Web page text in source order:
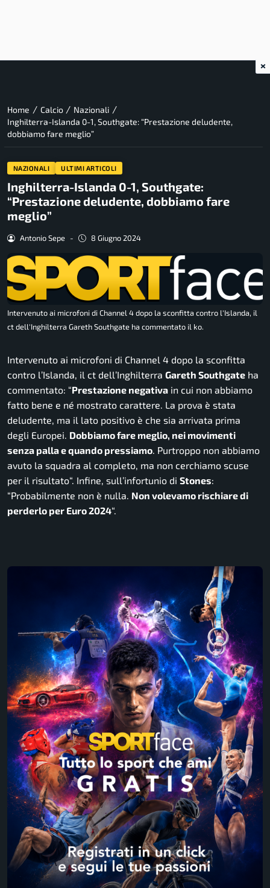
Home / Calcio / Nazionali /
Inghilterra-Islanda 0-1, Southgate: “Prestazione deludente,
dobbiamo fare meglio”
NAZIONALI ULTIMI ARTICOLI
Inghilterra-Islanda 0-1, Southgate:
“Prestazione deludente, dobbiamo fare
meglio”
Antonio Sepe - 8 Giugno 2024
Intervenuto ai microfoni di Channel 4 dopo la sconfitta contro l'Islanda, il
ct dell'Inghilterra Gareth Southgate ha commentato il ko.
Intervenuto ai microfoni di Channel 4 dopo la sconfitta
contro l’Islanda, il ct dell’Inghilterra Gareth Southgate ha
commentato: “Prestazione negativa in cui non abbiamo
fatto bene e né mostrato carattere. La prova è stata
deludente, ma il lato positivo è che sia arrivata prima
degli Europei. Dobbiamo fare meglio, nei movimenti
senza palla e quando pressiamo . Purtroppo non abbiamo
avuto la squadra al completo, ma non cerchiamo scuse
per il risultato“. Infine, sull’infortunio di Stones:
“Probabilmente non è nulla. Non volevamo rischiare di
perderlo per Euro 2024“.
×